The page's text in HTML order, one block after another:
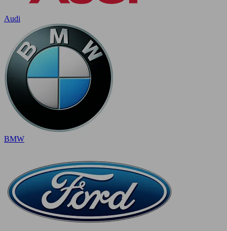
Audi
BMW